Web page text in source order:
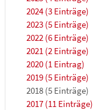
2024 (3 Einträge)
2023 (5 Einträge)
2022 (6 Einträge)
2021 (2 Einträge)
2020 (1 Eintrag)
2019 (5 Einträge)
2018 (5 Einträge)
2017 (11 Einträge)